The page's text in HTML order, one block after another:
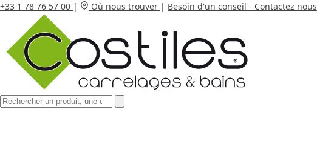
+33 1 78 76 57 00 | Où nous trouver | Besoin d'un conseil - Contactez nous